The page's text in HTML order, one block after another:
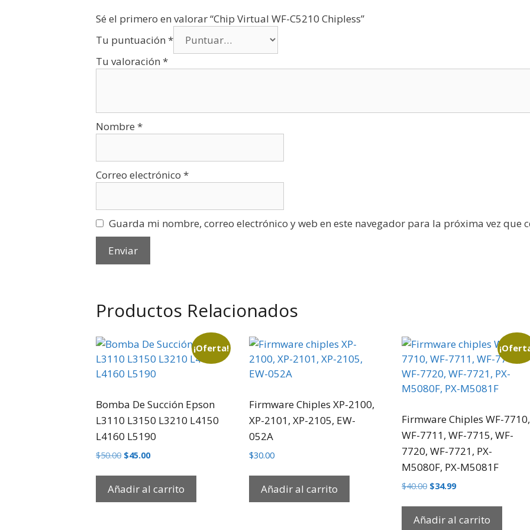
Sé el primero en valorar “Chip Virtual WF-C5210 Chipless”
Tu puntuación *
Tu valoración *
Nombre *
Correo electrónico *
Guarda mi nombre, correo electrónico y web en este navegador para la próxima vez que
Productos Relacionados
¡Oferta!
Bomba De Succión Epson
L3110 L3150 L3210 L4150
L4160 L5190
$50.00 $45.00
Añadir al carrito
Firmware Chiples XP-2100,
XP-2101, XP-2105, EW-
052A
$30.00
Añadir al carrito
Firmware Chiples WF-7710,
WF-7711, WF-7715, WF-
7720, WF-7721, PX-
M5080F, PX-M5081F
$40.00 $34.99
Añadir al carrito